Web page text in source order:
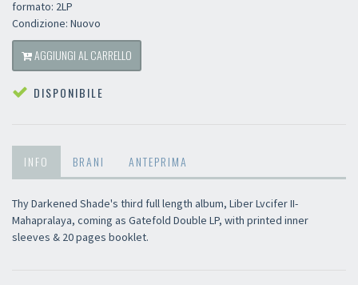
formato: 2LP
Condizione: Nuovo
AGGIUNGI AL CARRELLO
DISPONIBILE
INFO BRANI ANTEPRIMA
Thy Darkened Shade's third full length album, Liber Lvcifer II-
Mahapralaya, coming as Gatefold Double LP, with printed inner
sleeves & 20 pages booklet.